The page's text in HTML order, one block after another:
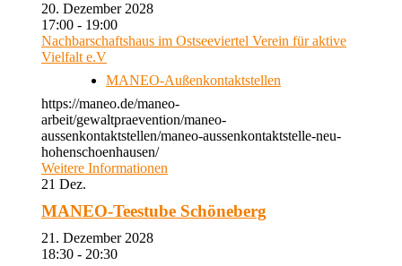
20. Dezember 2028
17:00 - 19:00
Nachbarschaftshaus im Ostseeviertel Verein für aktive
Vielfalt e.V
MANEO-Außenkontaktstellen
https://maneo.de/maneo-
arbeit/gewaltpraevention/maneo-
aussenkontaktstellen/maneo-aussenkontaktstelle-neu-
hohenschoenhausen/
Weitere Informationen
21 Dez.
MANEO-Teestube Schöneberg
21. Dezember 2028
18:30 - 20:30